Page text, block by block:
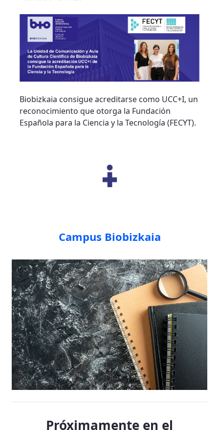
Biobizkaia consigue acreditarse como UCC+I, un
reconocimiento que otorga la Fundación
Española para la Ciencia y la Tecnología (FECYT).
Campus Biobizkaia
Próximamente en el